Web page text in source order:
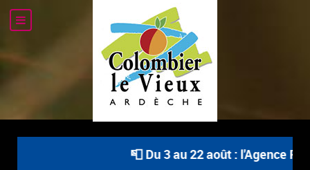
📮 Du 3 au 22 août : l'Agence